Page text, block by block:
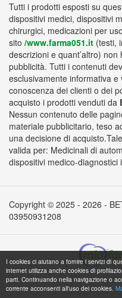
I cookies ci aiutano a fornire i servizi di
internet utilizza anche cookies di
parti. Continuando nella navigazione o
corrente acconsenti all'uso dei cookies.
Tutti i prodotti esposti su
dispositivi medici, dispositivi
chirurgici, medicazioni per
sito /www.farma051.it (testi,
descrizioni e quant’altro)
pubblicità. Tutti i contenuti
esclusivamente informativa
conoscenza dei clienti o dei
acquisto i prodotti venduti da
Nessun contenuto delle
materiale pubblicitario, teso
una decisione di
valida per: Medicinali di
dispositivi medico-
Copyright © 2025 - 2026 -
03950931208